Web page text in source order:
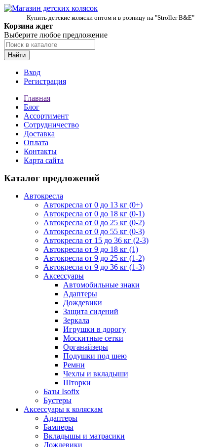
Купить детские коляски оптом и в розницу на "Stroller B&E"
Корзина ждет
Выберите любое предложение
Найти
Вход
Регистрация
Главная
Блог
Ассортимент
Сотрудничество
Доставка
Оплата
Контакты
Карта сайта
Каталог предложений
Автокресла
Автокресла от 0 до 13 кг (0+)
Автокресла от 0 до 18 кг (0-1)
Автокресла от 0 до 25 кг (0-2)
Автокресла от 0 до 55 кг (0-3)
Автокресла от 15 до 36 кг (2-3)
Автокресла от 9 до 18 кг (1)
Автокресла от 9 до 25 кг (1-2)
Автокресла от 9 до 36 кг (1-3)
Аксессуары
Автомобильные знаки
Адаптеры
Дождевики
Защита сидений
Зеркала
Игрушки в дорогу
Москитные сетки
Органайзеры
Подушки под шею
Ремни
Чехлы и вкладыши
Шторки
Базы Isofix
Бустеры
Аксессуары к коляскам
Адаптеры
Бамперы
Вкладышы и матрасики
Дождевики